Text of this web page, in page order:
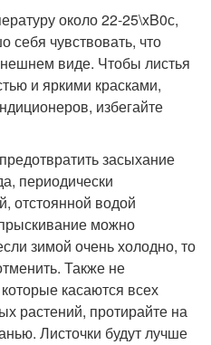
около 22-25\xB0с,
себя чувствовать, что
виде. Чтобы листья
и яркими красками,
избегайте
засыхание
периодически
отстоянной водой
можно
зимой очень холодно, то
Также не
касаются всех
растений, протирайте на
Листочки будут лучше